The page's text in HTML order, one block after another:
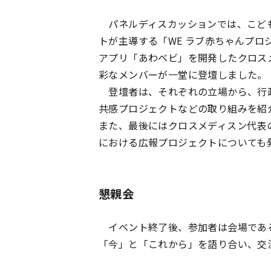
パネルディスカッションでは、こ
トが主導する「WE ラブ赤ちゃんプ
アプリ「あわベビ」を開発したクロ
彩なメンバーが一堂に登壇しました。
登壇者は、それぞれの立場から、
共感プロジェクトなどの取り組みを
また、最後にはクロスメディスン代
における広報プロジェクトについて
懇親会
イベント終了後、参加者は会場で
「今」と「これから」を語り合い、